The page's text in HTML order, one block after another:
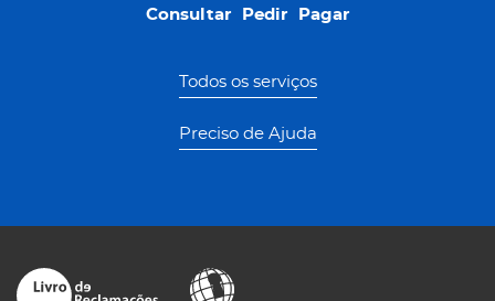
Consultar
Consultar Pedir
Pedir Pagar
Pagar
Todos os serviços
Preciso de Ajuda